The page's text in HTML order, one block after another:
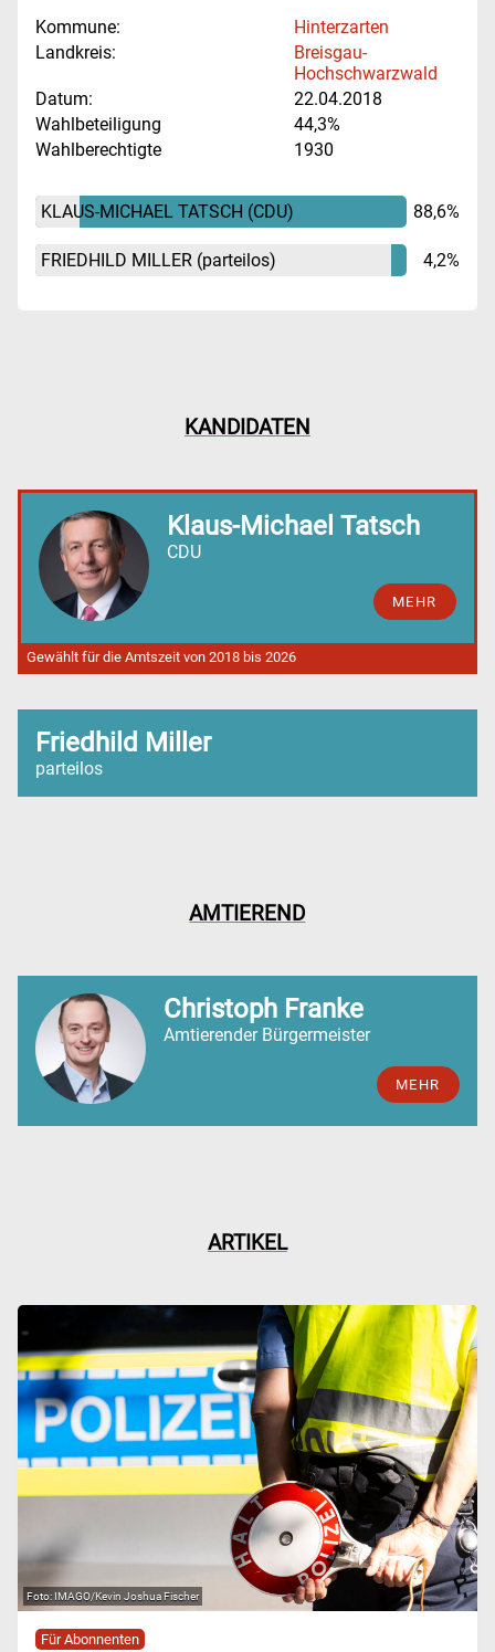
Kommune:
Hinterzarten
Landkreis:
Breisgau-
Hochschwarzwald
Datum:
22.04.2018
Wahlbeteiligung
44,3%
Wahlberechtigte
1930
KLAUS-MICHAEL TATSCH (CDU) 88,6%
FRIEDHILD MILLER (parteilos) 4,2%
AMTIEREND
Christoph Franke
Amtierender Bürgermeister
MEHR
KANDIDATEN
Klaus-Michael Tatsch
CDU
MEHR
Gewählt für die Amtszeit von 2018 bis 2026
Friedhild Miller
parteilos
ARTIKEL
IMAGO/Kevin Joshua Fischer
Für Abonnenten